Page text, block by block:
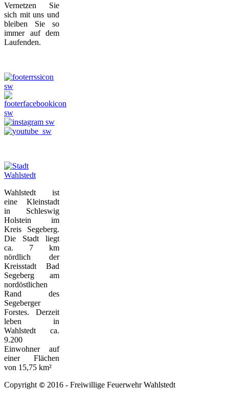
Vernetzen Sie
sich mit uns und
bleiben Sie so
immer auf dem
Laufenden.
Wahlstedt ist
eine Kleinstadt
in Schleswig
Holstein im
Kreis Segeberg.
Die Stadt liegt
ca. 7 km
nördlich der
Kreisstadt Bad
Segeberg am
nordöstlichen
Rand des
Segeberger
Forstes. Derzeit
leben in
Wahlstedt ca.
9.200
Einwohner auf
einer Flächen
von 15,75 km²
Copyright © 2016 - Freiwillige Feuerwehr Wahlstedt